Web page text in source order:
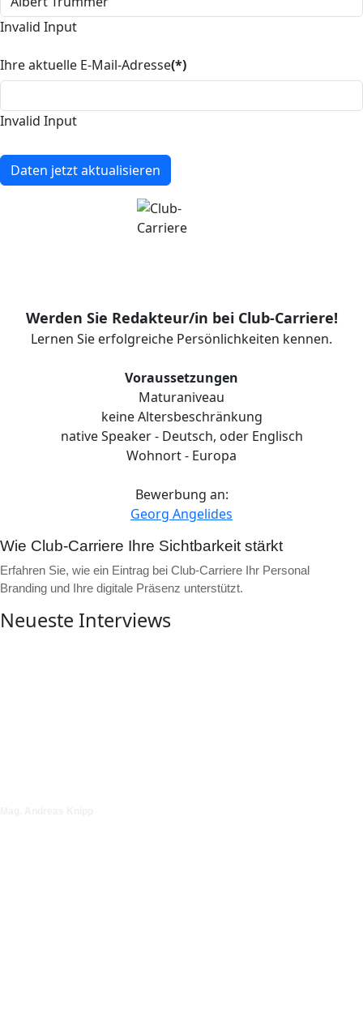
Invalid Input
Ihre aktuelle E-Mail-Adresse(*)
Invalid Input
Daten jetzt aktualisieren
Werden Sie Redakteur/in bei Club-Carriere!
Lernen Sie erfolgreiche Persönlichkeiten kennen.
Voraussetzungen
Maturaniveau
keine Altersbeschränkung
native Speaker - Deutsch, oder Englisch
Wohnort - Europa
Bewerbung an:
Georg Angelides
Wie Club-Carriere Ihre Sichtbarkeit stärkt
Erfahren Sie, wie ein Eintrag bei Club-Carriere Ihr Personal
Branding und Ihre digitale Präsenz unterstützt.
▶
Neueste Interviews